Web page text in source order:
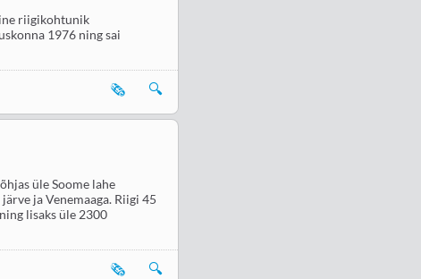
riigikohtunik
1976 ning sai
🔍
🗞️
üle Soome lahe
ja Venemaaga. Riigi 45
lisaks üle 2300
🔍
🗞️